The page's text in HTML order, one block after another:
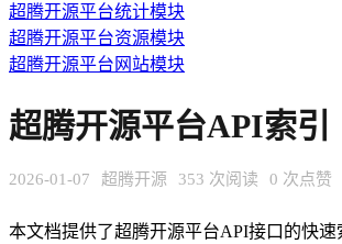
超腾开源平台统计模块
超腾开源平台资源模块
超腾开源平台网站模块
超腾开源平台API索引
2026-01-07 超腾开源 353 次阅读 0 次点赞
本文档提供了超腾开源平台API接口的快